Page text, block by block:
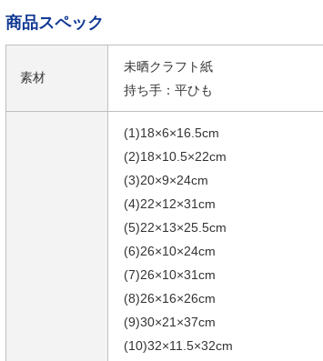
【50枚】紙袋用
雨カバー
￥1,683
イオマス10％配
合
￥627～
￥1,874
61-802-77
商品スペック
素材
未晒クラフト紙
持ち手：平ひも
(1)18×6×16.5cm
(2)18×10.5×22cm
(3)20×9×24cm
(4)22×12×31cm
(5)22×13×25.5cm
(6)26×10×24cm
(7)26×10×31cm
(8)26×16×26cm
(9)30×21×37cm
(10)32×11.5×32cm